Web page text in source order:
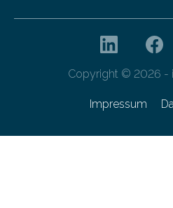
Copyright © 2026 -
Impressum